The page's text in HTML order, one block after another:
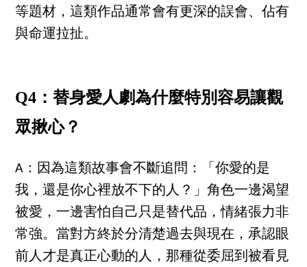
等題材，這類作品通常會有更深的誤會、佔有
與命運拉扯。
Q4：替身愛人劇為什麼特別容易讓觀
眾揪心？
A：因為這類故事會不斷追問：「你愛的是
我，還是你心裡放不下的人？」角色一邊渴望
被愛，一邊害怕自己只是替代品，情緒張力非
常強。當對方終於分清楚過去與現在，承認眼
前人才是真正心動的人，那種從委屈到被看見